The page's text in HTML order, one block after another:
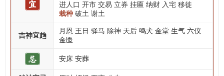
进人口 开市 交易 立券 挂匾 纳财 入宅 移徙
栽种 破土 谢土
吉神宜趋
月恩 王日 驿马 除神 天后 鸣犬 金堂 生气 六仪
金匮
安床 安葬